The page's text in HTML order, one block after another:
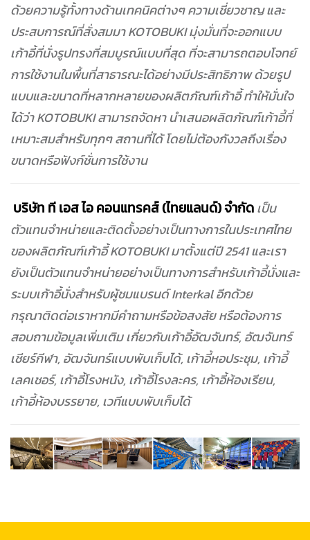
ด้วยความรู้ทั้งทางด้านเทคนิคต่างๆ ความเชี่ยวชาญ และ
ประสบการณ์ที่สั่งสมมา KOTOBUKI มุ่งมั่นที่จะออกแบบ
เก้าอี้ที่นั่งรูปทรงที่สมบูรณ์แบบที่สุด ที่จะสามารถตอบโจทย์
การใช้งานในพื้นที่สาธารณะได้อย่างมีประสิทธิภาพ ด้วยรูป
แบบและขนาดที่หลากหลายของผลิตภัณฑ์เก้าอี้ ทำให้มั่นใจ
ได้ว่า KOTOBUKI สามารถจัดหา นำเสนอผลิตภัณฑ์เก้าอี้ที่
เหมาะสมสำหรับทุกๆ สถานที่ได้ โดยไม่ต้องกังวลถึงเรื่อง
ขนาดหรือฟังก์ชั่นการใช้งาน
บริษัท ที เอส ไอ คอนแทรคส์ (ไทยแลนด์) จำกัดเป็น
ตัวแทนจำหน่ายและติดตั้งอย่างเป็นทางการในประเทศไทย
ของผลิตภัณฑ์เก้าอี้ KOTOBUKI มาตั้งแต่ปี 2541 และเรา
ยังเป็นตัวแทนจำหน่ายอย่างเป็นทางการสำหรับเก้าอี้นั่งและ
ระบบเก้าอี้นั่งสำหรับผู้ชมแบรนด์ Interkal อีกด้วย
กรุณาติดต่อเราหากมีคำถามหรือข้อสงสัย หรือต้องการ
สอบถามข้อมูลเพิ่มเติม เกี่ยวกับเก้าอี้อัฒจันทร์, อัฒจันทร์
เชียร์กีฬา, อัฒจันทร์แบบพับเก็บได้, เก้าอี้หอประชุม, เก้าอี้
เลคเชอร์, เก้าอี้โรงหนัง, เก้าอี้โรงละคร, เก้าอี้ห้องเรียน,
เก้าอี้ห้องบรรยาย, เวทีแบบพับเก็บได้